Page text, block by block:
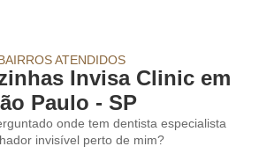
ATENDIDOS
Invisa Clinic em
Paulo - SP
onde tem dentista especialista
invisível perto de mim?